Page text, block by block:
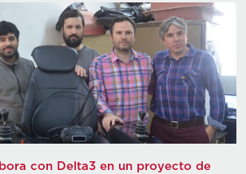
con Delta3 en un proyecto de